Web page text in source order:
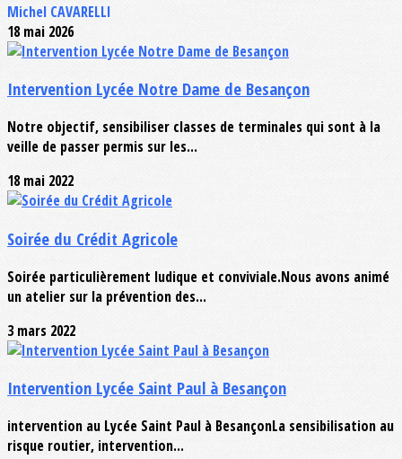
Michel CAVARELLI
18 mai 2026
Intervention Lycée Notre Dame de Besançon
Notre objectif, sensibiliser classes de terminales qui sont à la
veille de passer permis sur les...
18 mai 2022
Soirée du Crédit Agricole
Soirée particulièrement ludique et conviviale.Nous avons animé
un atelier sur la prévention des...
3 mars 2022
Intervention Lycée Saint Paul à Besançon
intervention au Lycée Saint Paul à BesançonLa sensibilisation au
risque routier, intervention...